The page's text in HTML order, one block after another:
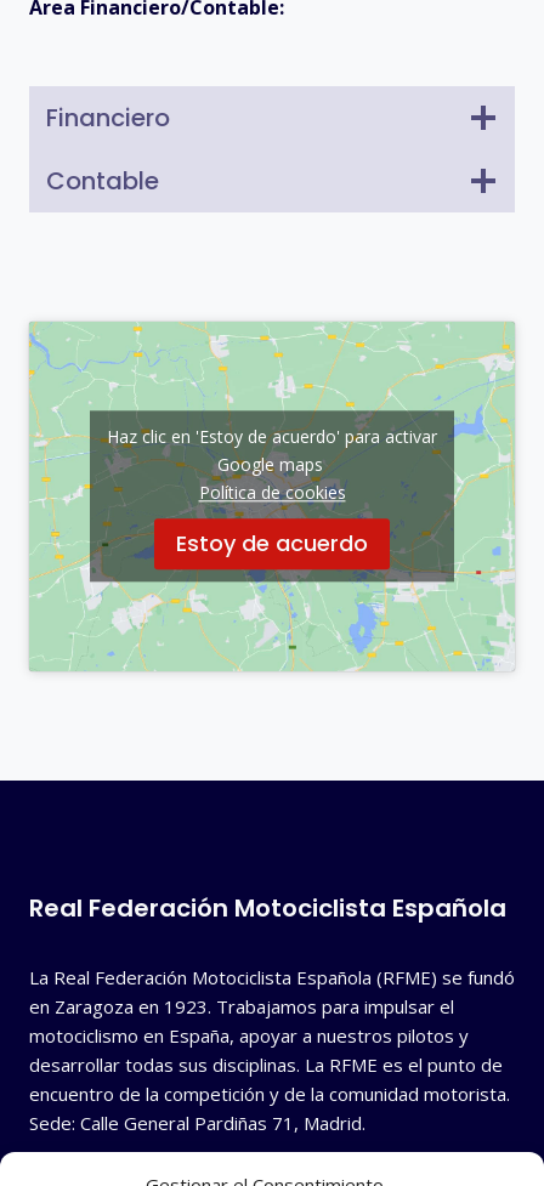
Área Financiero/Contable:
Financiero
Contable
Haz clic en 'Estoy de acuerdo' para activar
Google maps
Política de cookies
Estoy de acuerdo
Real Federación Motociclista Española
La Real Federación Motociclista Española (RFME) se fundó
en Zaragoza en 1923. Trabajamos para impulsar el
motociclismo en España, apoyar a nuestros pilotos y
desarrollar todas sus disciplinas. La RFME es el punto de
encuentro de la competición y de la comunidad motorista.
Sede: Calle General Pardiñas 71, Madrid.